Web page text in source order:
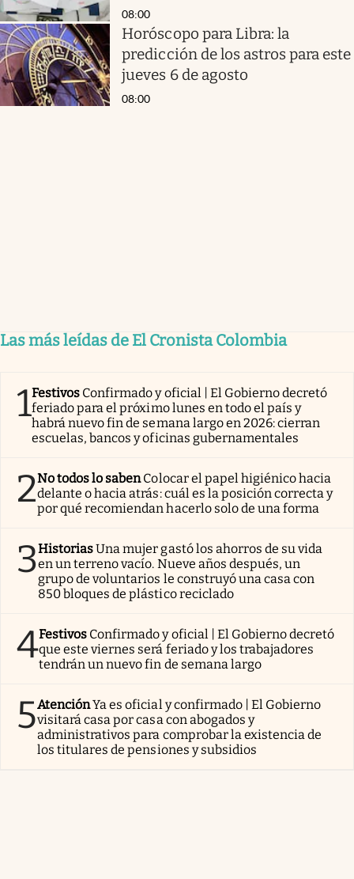
08:00
Horóscopo para Libra: la
predicción de los astros para este
jueves 6 de agosto
08:00
Las más leídas de El Cronista Colombia
1Festivos Confirmado y oficial | El Gobierno decretó
feriado para el próximo lunes en todo el país y
habrá nuevo fin de semana largo en 2026: cierran
escuelas, bancos y oficinas gubernamentales
2No todos lo sabenColocar el papel higiénico hacia
delante o hacia atrás: cuál es la posición correcta y
por qué recomiendan hacerlo solo de una forma
3HistoriasUna mujer gastó los ahorros de su vida
en un terreno vacío. Nueve años después, un
grupo de voluntarios le construyó una casa con
850 bloques de plástico reciclado
4Festivos Confirmado y oficial | El Gobierno decretó
que este viernes será feriado y los trabajadores
tendrán un nuevo fin de semana largo
5AtenciónYa es oficial y confirmado | El Gobierno
visitará casa por casa con abogados y
administrativos para comprobar la existencia de
los titulares de pensiones y subsidios